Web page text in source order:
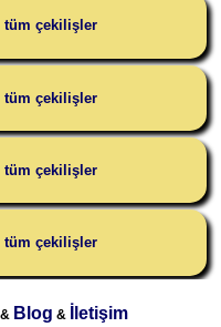
tüm çekilişler
tüm çekilişler
tüm çekilişler
tüm çekilişler
Blog & İletişim